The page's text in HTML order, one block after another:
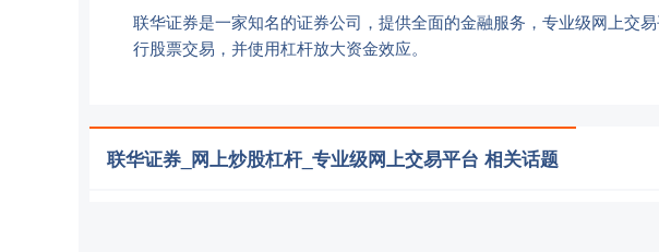
联华证券是一家知名的证券公司，提供全面的金融服务，专业级网上交
行股票交易，并使用杠杆放大资金效应。
联华证券_网上炒股杠杆_专业级网上交易平台 相关话题